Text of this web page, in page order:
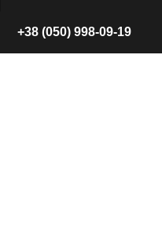
+38 (050) 998-09-19